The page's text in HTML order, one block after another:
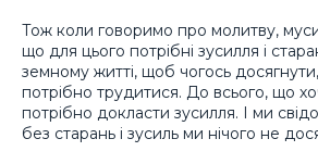
Тож коли говоримо про молитву,
що для цього потрібні зусилля і
земному житті, щоб чогось
потрібно трудитися. До всього, що
потрібно докласти зусилля. І ми
без старань і зусиль ми нічого не